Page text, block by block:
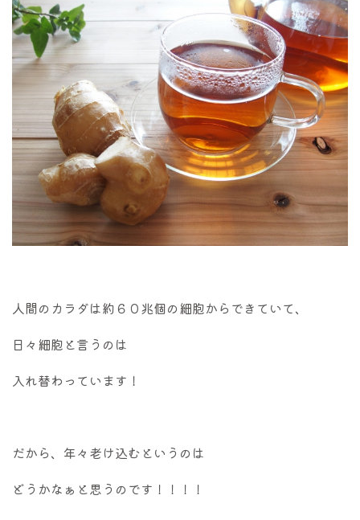
人間のカラダは約６０兆個の細胞からできていて、
日々細胞と言うのは
入れ替わっています！
だから、年々老け込むというのは
どうかなぁと思うのです！！！！